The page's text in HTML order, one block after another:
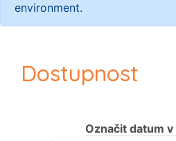
environment.
Dostupnost
Označit datum